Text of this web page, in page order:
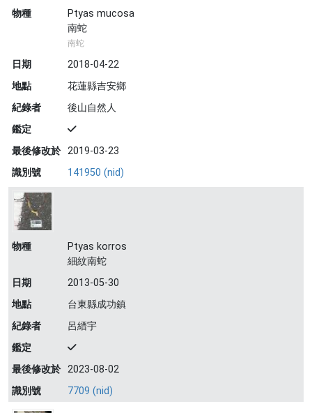
物種
Ptyas mucosa
南蛇
南蛇
日期
2018-04-22
地點
花蓮縣吉安鄉
紀錄者
後山自然人
鑑定
最後修改於 2019-03-23
識別號
141950 (nid)
物種
Ptyas korros
細紋南蛇
日期
2013-05-30
地點
台東縣成功鎮
紀錄者
呂縉宇
鑑定
最後修改於 2023-08-02
識別號
7709 (nid)